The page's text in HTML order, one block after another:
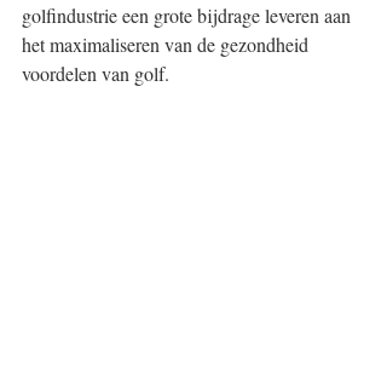
golfindustrie een grote bijdrage leveren aan
het maximaliseren van de gezondheid
voordelen van golf.